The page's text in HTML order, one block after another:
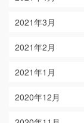
2021年3月
2021年2月
2021年1月
2020年12月